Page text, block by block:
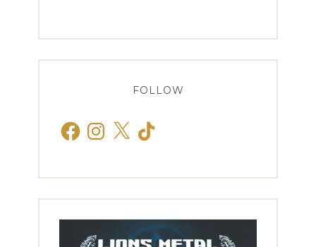
FOLLOW
FacebookInstagram
X TikTok